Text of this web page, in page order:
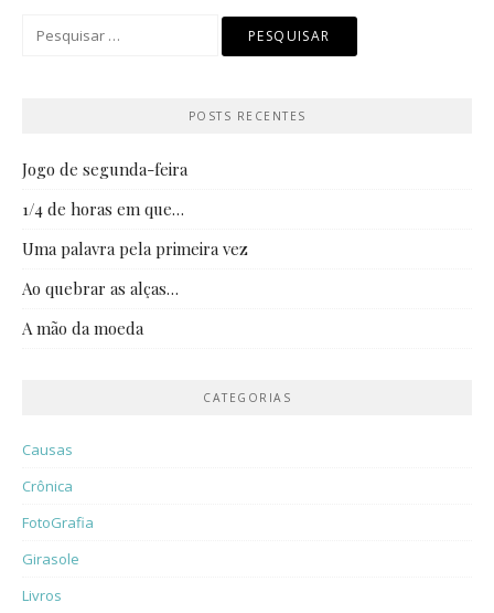
Pesquisar
POSTS RECENTES
Jogo de segunda-feira
1/4 de horas em que…
Uma palavra pela primeira vez
Ao quebrar as alças…
A mão da moeda
CATEGORIAS
Causas
Crônica
FotoGrafia
Girasole
Livros